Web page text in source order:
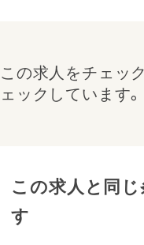
この求人をチェッ
ェックしています。
この求人と同じ
す